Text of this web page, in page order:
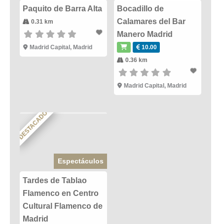
Paquito de Barra Alta
0.31 km
Madrid Capital, Madrid
Bocadillo de
Calamares del Bar
Manero Madrid
10.00
0.36 km
Madrid Capital, Madrid
DESTACADO
Espectáculos
Tardes de Tablao
Flamenco en Centro
Cultural Flamenco de
Madrid